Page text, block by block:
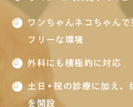
ワンちゃんネコちゃん
フリーな環境
外科にも積極的に対応
土日•祝の診療に加え、
を開設